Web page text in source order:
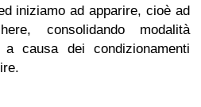
iniziamo ad apparire, cioè ad
consolidando modalità
a causa dei condizionamenti